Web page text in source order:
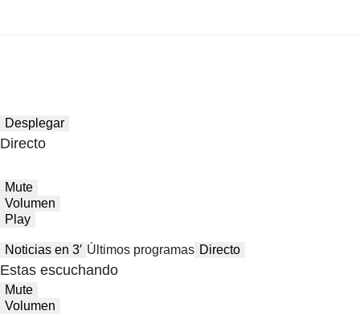
Desplegar
Directo
Mute
Volumen
Play
Noticias en 3′ Últimos programas Directo
Estas escuchando
Mute
Volumen